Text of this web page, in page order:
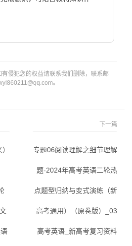
侵犯您的权益请联系我们删除，联系邮
。
下一篇
专题06阅读理解之细节理解
题-2024年高考英语二轮热
点题型归纳与变式演练（新
高考通用）（原卷版）_03
高考英语_新高考复习资料